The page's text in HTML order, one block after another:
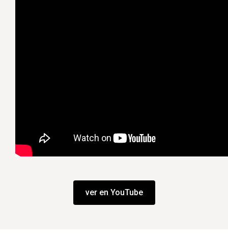
ver en YouTube